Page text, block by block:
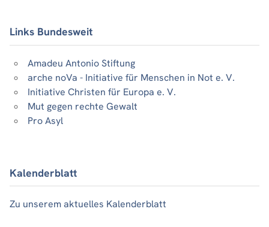
Links Bundesweit
Amadeu Antonio Stiftung
arche noVa - Initiative für Menschen in Not e. V.
Initiative Christen für Europa e. V.
Mut gegen rechte Gewalt
Pro Asyl
Kalenderblatt
Zu unserem aktuelles Kalenderblatt